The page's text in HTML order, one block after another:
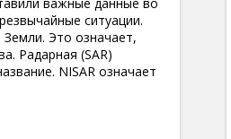
важные данные во
ситуации.
Это означает,
Радарная (SAR)
NISAR означает